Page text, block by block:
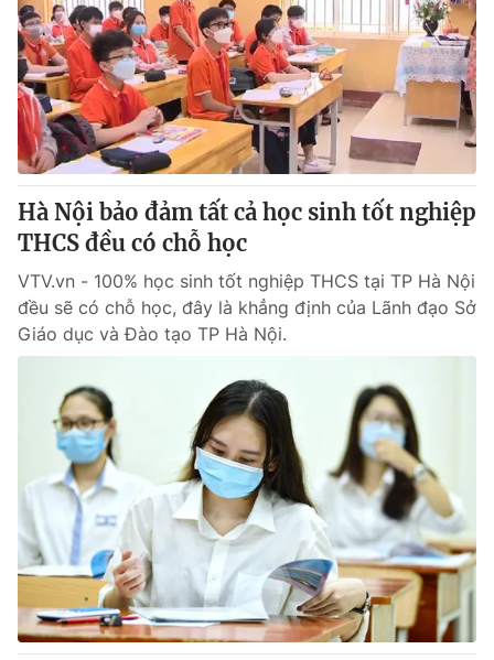
® Cấm sao chép dưới mọi hình thức nếu không có sự chấp
thuận bằng văn bản. Ghi rõ nguồn VTV.vn khi phát hành lại
thông tin từ website này.
Hà Nội bảo đảm tất cả học sinh tốt nghiệp
THCS đều có chỗ học
VTV.vn - 100% học sinh tốt nghiệp THCS tại TP Hà Nội
đều sẽ có chỗ học, đây là khẳng định của Lãnh đạo Sở
Giáo dục và Đào tạo TP Hà Nội.